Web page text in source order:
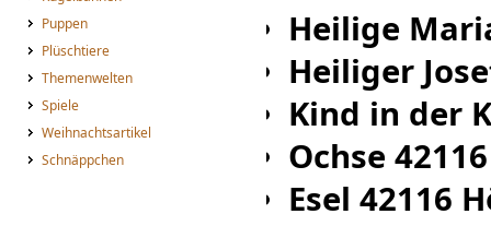
Puppen
Plüschtiere
Themenwelten
Spiele
Weihnachtsartikel
Schnäppchen
Heilige
Heiliger
Kind in der
Ochse
Esel 42116